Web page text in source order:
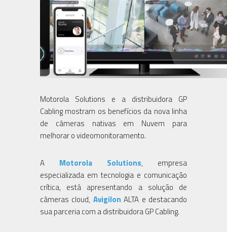
Motorola Solutions e a distribuidora GP
Cabling mostram os benefícios da nova linha
de câmeras nativas em Nuvem para
melhorar o videomonitoramento.
A Motorola Solutions, empresa
especializada em tecnologia e comunicação
crítica, está apresentando a solução de
câmeras cloud, Avigilon ALTA e destacando
sua parceria com a distribuidora GP Cabling.